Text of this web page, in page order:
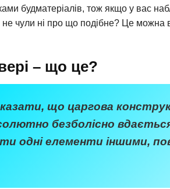
будматеріалів, тож якщо у вас
чули ні про що подібне? Це можна
– що це?
що царгова
безболісно
одні елементи іншими,